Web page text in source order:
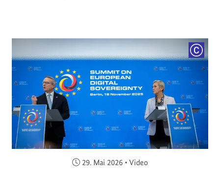
Veröffentlicht am:
29. Mai 2026 • Video